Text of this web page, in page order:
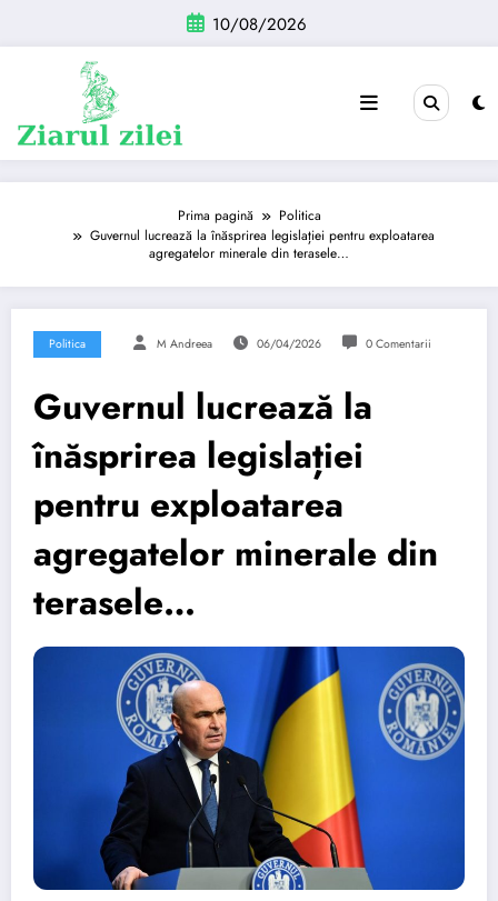
conținut
10/08/2026
Prima pagină
Politica
Guvernul lucrează la înăsprirea legislației pentru exploatarea
agregatelor minerale din terasele…
Politica M Andreea 06/04/2026 0 Comentarii
Guvernul lucrează la
înăsprirea legislației
pentru exploatarea
agregatelor minerale din
terasele…